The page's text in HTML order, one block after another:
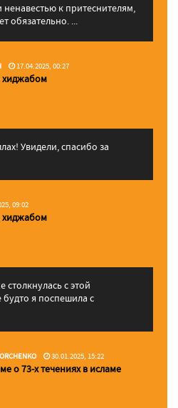
к притеснителям,
обязательно. ...
17.04.2025, 00:27
хиджабом
Увидели, спасибо за
09:02
хиджабом
столкнулась с этой
я поспешила с
30.01.2025, 15:22
о 73-х течениях в исламе